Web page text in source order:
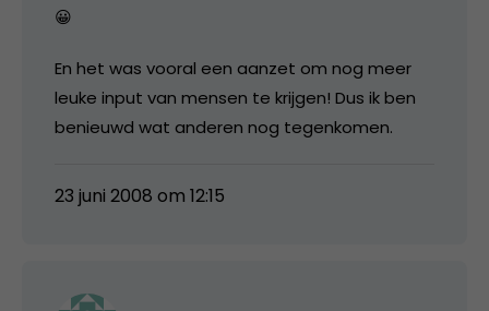
😀
En het was vooral een aanzet om nog meer
leuke input van mensen te krijgen! Dus ik ben
benieuwd wat anderen nog tegenkomen.
23 juni 2008 om 12:15